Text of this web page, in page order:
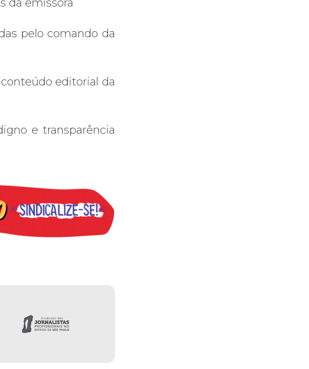
pelo comando da
editorial da
e transparência
criado por Trump finge praticar diplomacia, Israel intensifica assassinatos